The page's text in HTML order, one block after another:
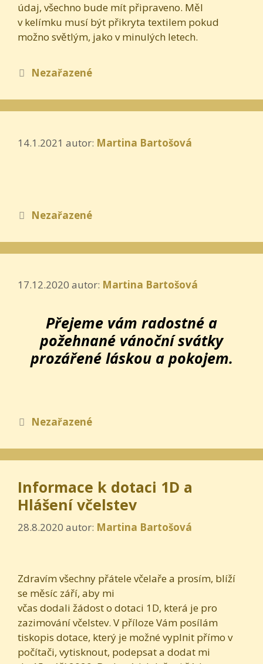
údaj, všechno bude mít připraveno. Měl
v kelímku musí být přikryta textilem pokud
možno světlým, jako v minulých letech.
Rubriky
Nezařazené
14.1.2021 autor: Martina Bartošová
Rubriky
Nezařazené
17.12.2020 autor: Martina Bartošová
Přejeme vám radostné a
požehnané vánoční svátky
prozářené láskou a pokojem.
Rubriky
Nezařazené
Informace k dotaci 1D a
Hlášení včelstev
28.8.2020 autor: Martina Bartošová
Zdravím všechny přátele včelaře a prosím, blíží
se měsíc září, aby mi
včas dodali žádost o dotaci 1D, která je pro
zazimování včelstev. V příloze Vám posílám
tiskopis dotace, který je možné vyplnit přímo v
počítači, vytisknout, podepsat a dodat mi